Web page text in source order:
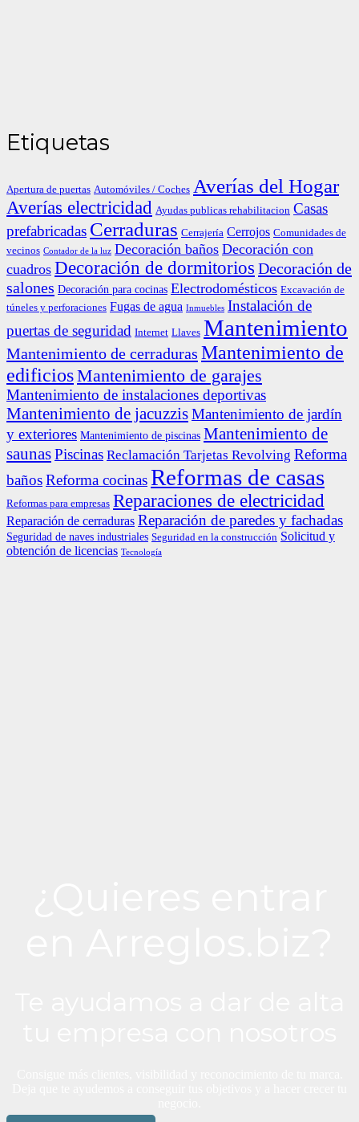
Etiquetas
Apertura de puertas Automóviles / Coches Averías del Hogar
Averías electricidad Ayudas publicas rehabilitacion Casas
prefabricadas Cerraduras Cerrajería Cerrojos Comunidades de
vecinos Contador de la luz Decoración baños Decoración con
cuadros Decoración de dormitorios Decoración de
salones Decoración para cocinas Electrodomésticos Excavación de
túneles y perforaciones Fugas de agua Inmuebles Instalación de
puertas de seguridad Internet Llaves Mantenimiento
Mantenimiento de cerraduras Mantenimiento de
edificiosMantenimiento de garajes
Mantenimiento de instalaciones deportivas
Mantenimiento de jacuzzisMantenimiento de jardín
y exteriores Mantenimiento de piscinas Mantenimiento de
saunasPiscinas Reclamación Tarjetas Revolving Reforma
bañosReforma cocinasReformas de casas
Reformas para empresas Reparaciones de electricidad
Reparación de cerraduras Reparación de paredes y fachadas
Seguridad de naves industriales Seguridad en la construcción Solicitud y
obtención de licencias Tecnología